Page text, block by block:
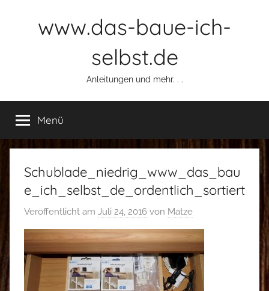
www.das-baue-ich-
selbst.de
Anleitungen und mehr. . .
Menü
Schublade_niedrig_www_das_bau
e_ich_selbst_de_ordentlich_sortiert
Veröffentlicht am Juli 24, 2016 von Matze